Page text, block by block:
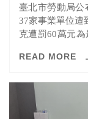
臺北市勞動局公
37家事業單位遭
克遭罰60萬元
動局重點工作項
READ MORE